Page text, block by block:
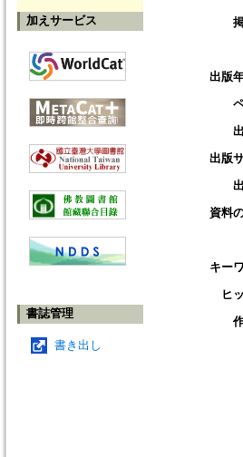
加えサービス
書誌管理
書き出し
出版
出版
資料
キー
ヒ